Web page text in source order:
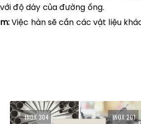
độ dày của đường ống.
Việc hàn sẽ cần các vật liệu